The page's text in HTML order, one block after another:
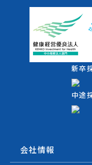
新卒
中途
会社情報